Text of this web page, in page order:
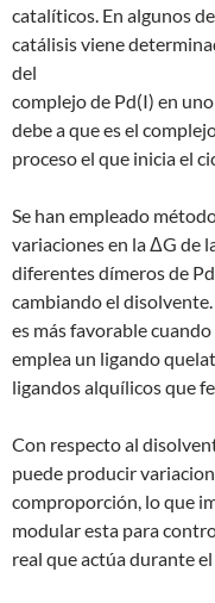
catalíticos. En algunos
catálisis viene
del
complejo de Pd(I) en
debe a que es el
proceso el que inicia el
Se han empleado
variaciones en la ΔG de
diferentes dímeros de
cambiando el
es más favorable
emplea un ligando
ligandos alquílicos que
Con respecto al
puede producir
comproporción, lo que
modular esta para
real que actúa durante